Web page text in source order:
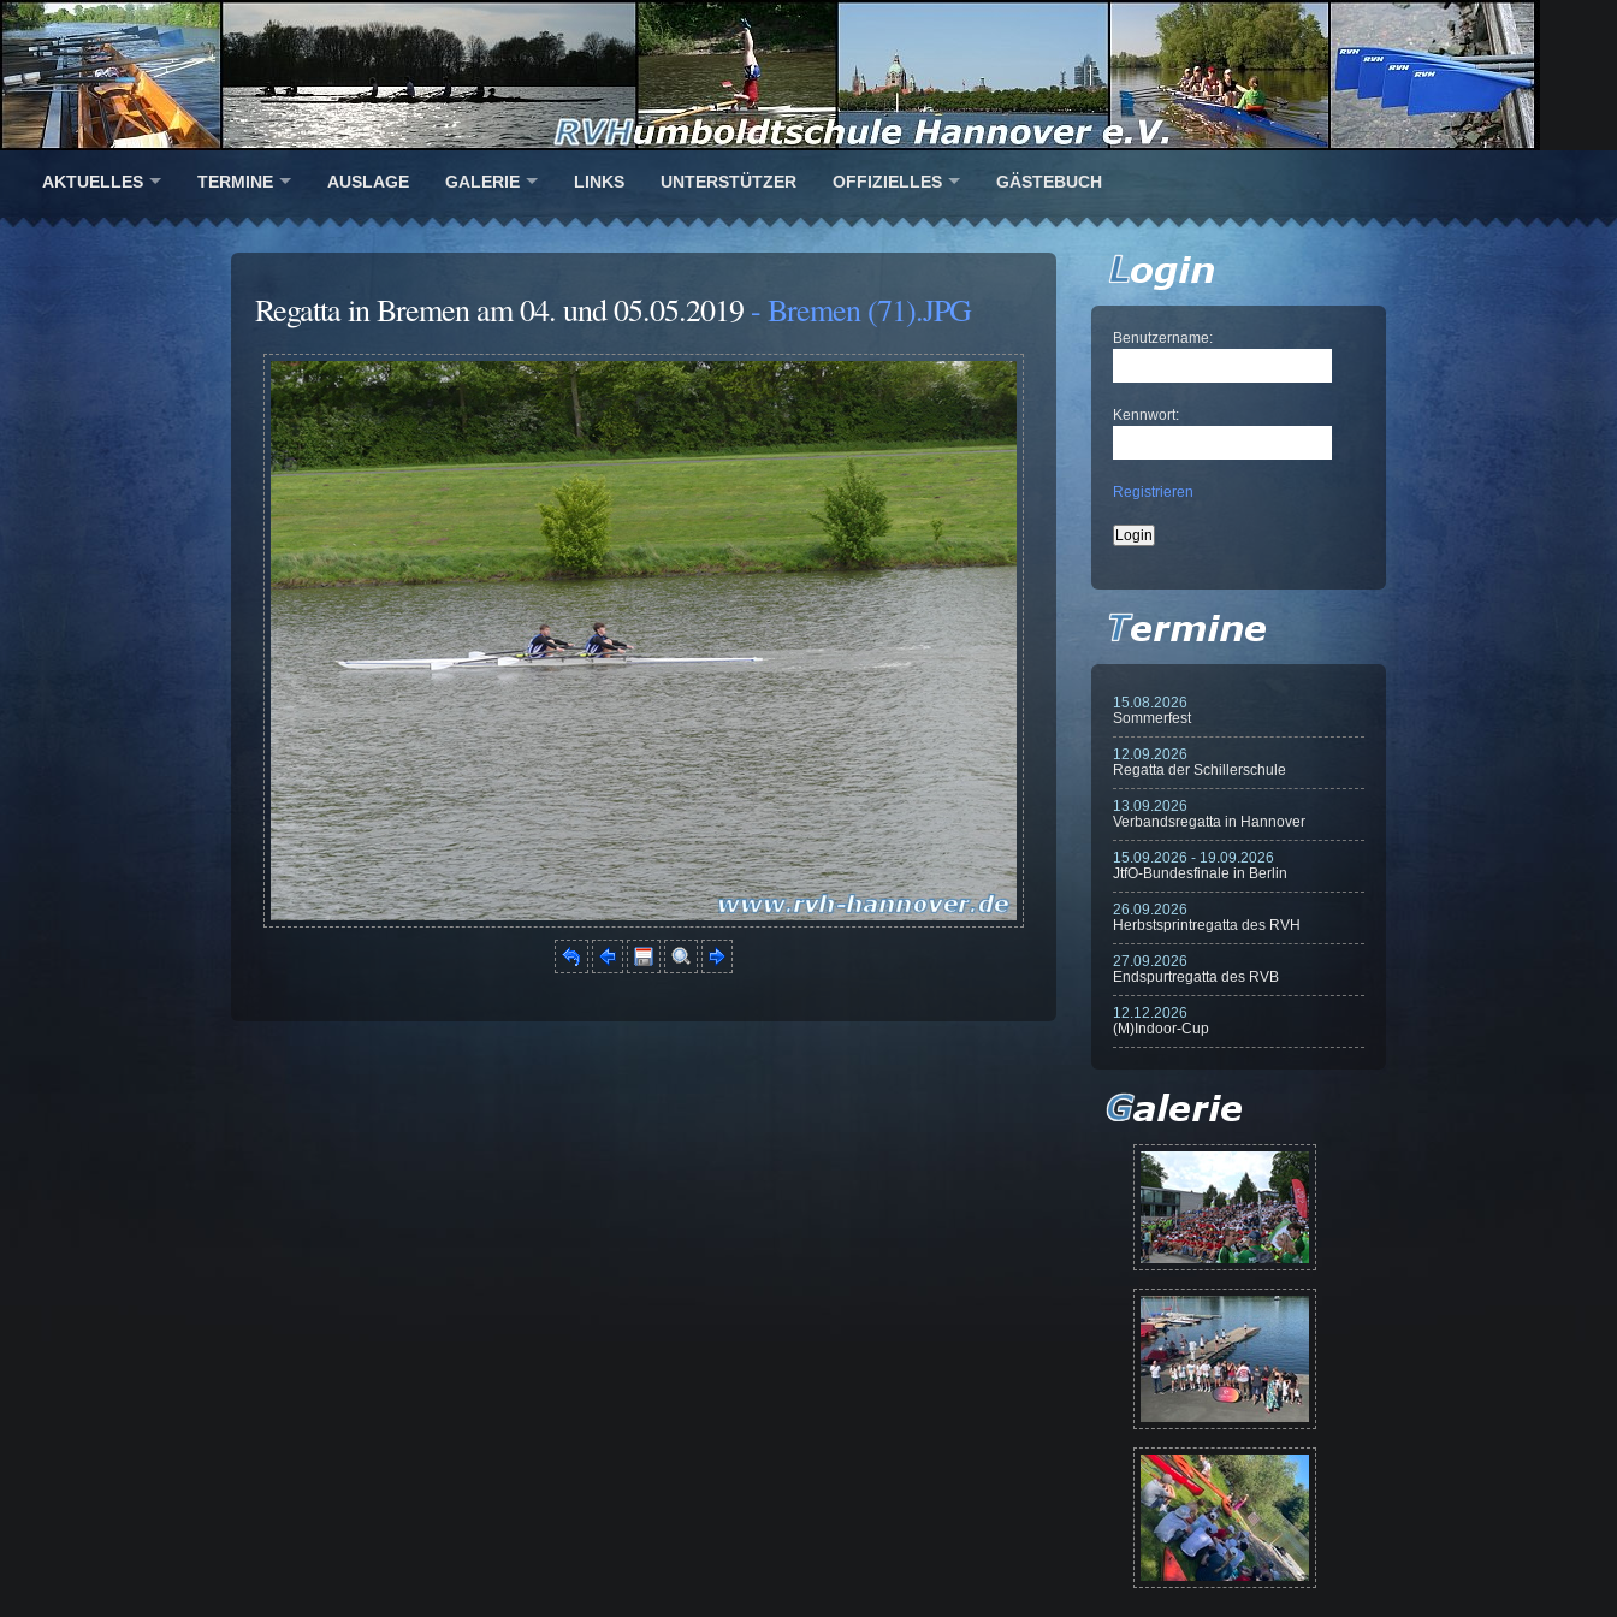
AKTUELLES TERMINE AUSLAGE GALERIE LINKS UNTERSTÜTZER OFFIZIELLES GÄSTEBUCH
Regatta in Bremen am 04. und 05.05.2019 - Bremen (71).JPG
Benutzername:
Kennwort:
Registrieren
15.08.2026
Sommerfest
12.09.2026
Regatta der Schillerschule
13.09.2026
Verbandsregatta in Hannover
15.09.2026 - 19.09.2026
JtfO-Bundesfinale in Berlin
26.09.2026
Herbstsprintregatta des RVH
27.09.2026
Endspurtregatta des RVB
12.12.2026
(M)Indoor-Cup